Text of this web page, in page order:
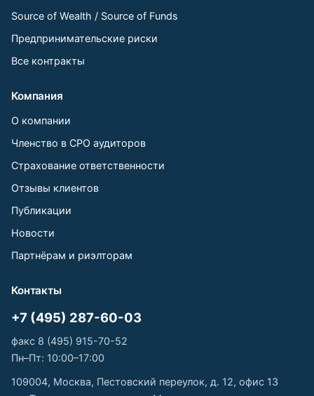
Source of Wealth / Source of Funds
Предпринимательские риски
Все контракты
Компания
О компании
Членство в СРО аудиторов
Страхование ответственности
Отзывы клиентов
Публикации
Новости
Партнёрам и риэлторам
Контакты
+7 (495) 287-60-03
факс 8 (495) 915-70-52
Пн–Пт: 10:00–17:00
109004, Москва, Пестовский переулок, д. 12, офис 13